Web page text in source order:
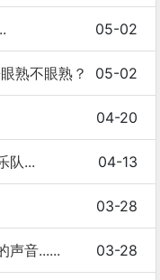
05-02
熟不眼熟？ 05-02
04-20
队... 04-13
03-28
声音...... 03-28